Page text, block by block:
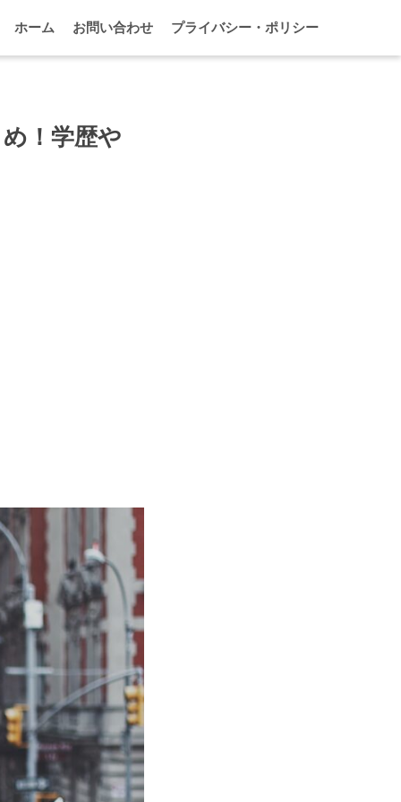
ホーム お問い合わせ プライバシー・ポリシー
！学歴や